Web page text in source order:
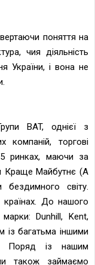
поняття на
чия діяльність
України, і вона не
BAT, однієї з
компаній, торгові
ринках, маючи за
Краще Майбутнє (A
світу.
До нашого
Dunhill, Kent,
із багатьма іншими
Поряд із нашим
також займаємо